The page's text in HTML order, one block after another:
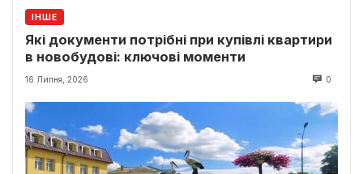
ІНШЕ
Які документи потрібні при купівлі квартири
в новобудові: ключові моменти
16 Липня, 2026 0